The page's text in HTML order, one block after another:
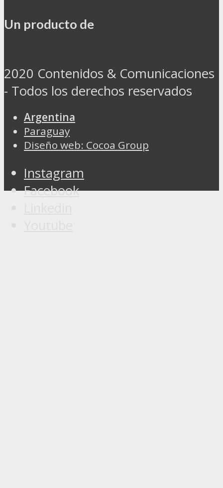
Un producto de
2020 Contenidos & Comunicaciones
- Todos los derechos reservados
Argentina
Paraguay
Diseño web: Cocoa Group
Instagram
Facebook